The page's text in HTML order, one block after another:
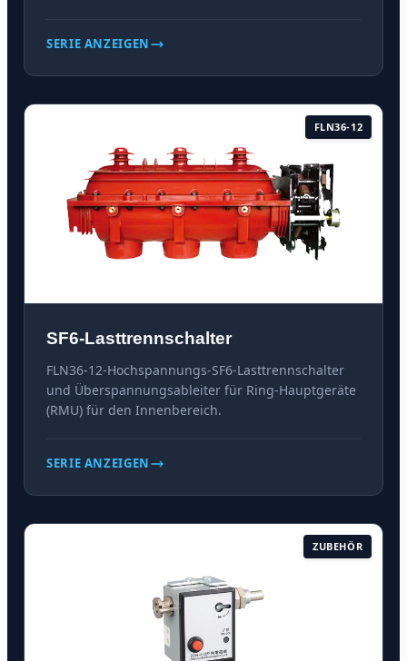
SERIE ANZEIGEN
FLN36-12
SF6-Lasttrennschalter
FLN36-12-Hochspannungs-SF6-Lasttrennschalter
und Überspannungsableiter für Ring-Hauptgeräte
(RMU) für den Innenbereich.
SERIE ANZEIGEN
ZUBEHÖR